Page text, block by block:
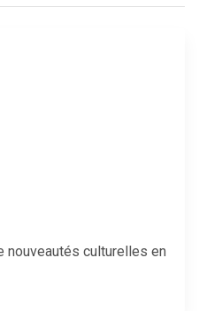
nouveautés culturelles en